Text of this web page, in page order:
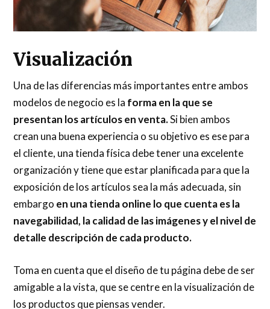
Visualización
Una de las diferencias más importantes entre ambos
modelos de negocio es la forma en la que se
presentan los artículos en venta.Si bien ambos
crean una buena experiencia o su objetivo es ese para
el cliente, una tienda física debe tener una excelente
organización y tiene que estar planificada para que la
exposición de los artículos sea la más adecuada, sin
embargo en una tienda online lo que cuenta es la
navegabilidad, la calidad de las imágenes y el nivel de
detalle descripción de cada producto.
Toma en cuenta que el diseño de tu página debe de ser
amigable a la vista, que se centre en la visualización de
los productos que piensas vender.